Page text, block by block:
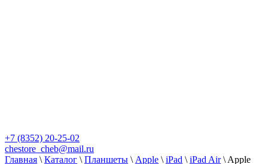
+7 (8352) 20-25-02
chestore_cheb@mail.ru
Главная \ Каталог \ Планшеты \ Apple \ iPad \ iPad Air\ Apple